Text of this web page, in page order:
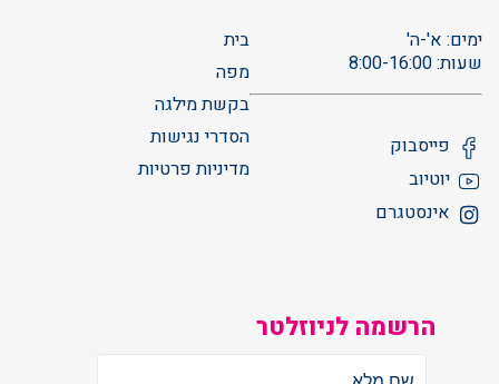
ימים: א'-ה'
שעות: 8:00-16:00
פייסבוק
יוטיוב
אינסטגרם
בית
מפה
בקשת מילגה
הסדרי נגישות
מדיניות פרטיות
הרשמה לניוזלטר